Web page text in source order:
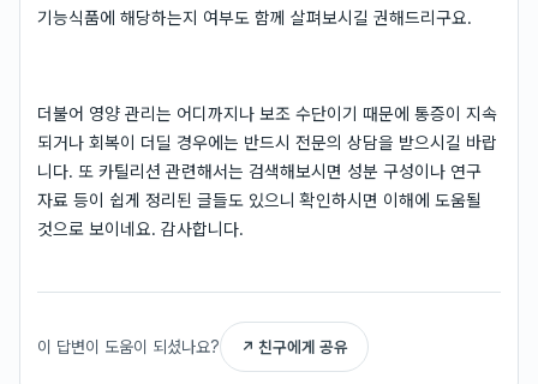
기능식품에 해당하는지 여부도 함께 살펴보시길 권해드리구요.
더불어 영양 관리는 어디까지나 보조 수단이기 때문에 통증이 지속
되거나 회복이 더딜 경우에는 반드시 전문의 상담을 받으시길 바랍
니다. 또 카틸리션 관련해서는 검색해보시면 성분 구성이나 연구
자료 등이 쉽게 정리된 글들도 있으니 확인하시면 이해에 도움될
것으로 보이네요. 감사합니다.
이 답변이 도움이 되셨나요? ↗ 친구에게 공유